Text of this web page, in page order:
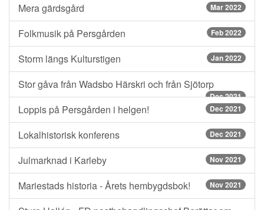
Mera gärdsgård Mar 2022
Folkmusik på Persgården Feb 2022
Storm längs Kulturstigen Jan 2022
Stor gåva från Wadsbo Härskri och från Sjötorp
Dec 2021
Loppis på Persgården i helgen! Dec 2021
Lokalhistorisk konferens Dec 2021
Julmarknad i Karleby Nov 2021
Mariestads historia - Årets hembygdsbok! Nov 2021